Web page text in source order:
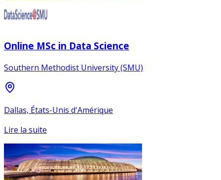
Online MSc in Data Science
Southern Methodist University (SMU)
Dallas, États-Unis d'Amérique
Lire la suite